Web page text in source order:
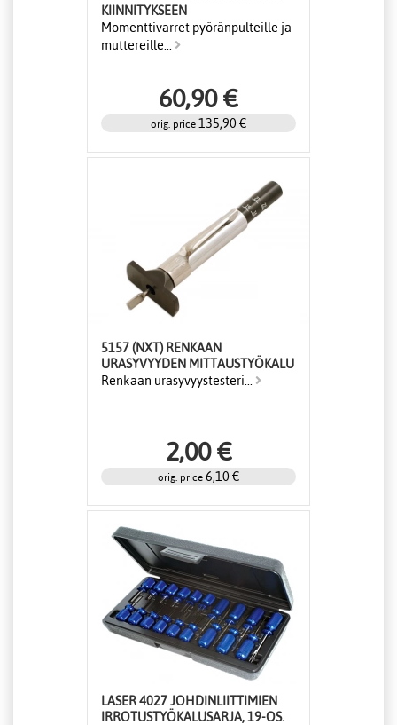
KIINNITYKSEEN
Momenttivarret pyöränpulteille ja
muttereille...
60,90 €
orig. price 135,90 €
5157 (NXT) RENKAAN
URASYVYYDEN MITTAUSTYÖKALU
Renkaan urasyvyystesteri...
2,00 €
orig. price 6,10 €
LASER 4027 JOHDINLIITTIMIEN
IRROTUSTYÖKALUSARJA, 19-OS.